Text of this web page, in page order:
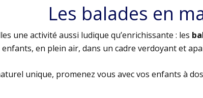
Les balades en
une activité aussi ludique qu’enrichissante : les
en plein air, dans un cadre verdoyant et
unique, promenez vous avec vos enfants à